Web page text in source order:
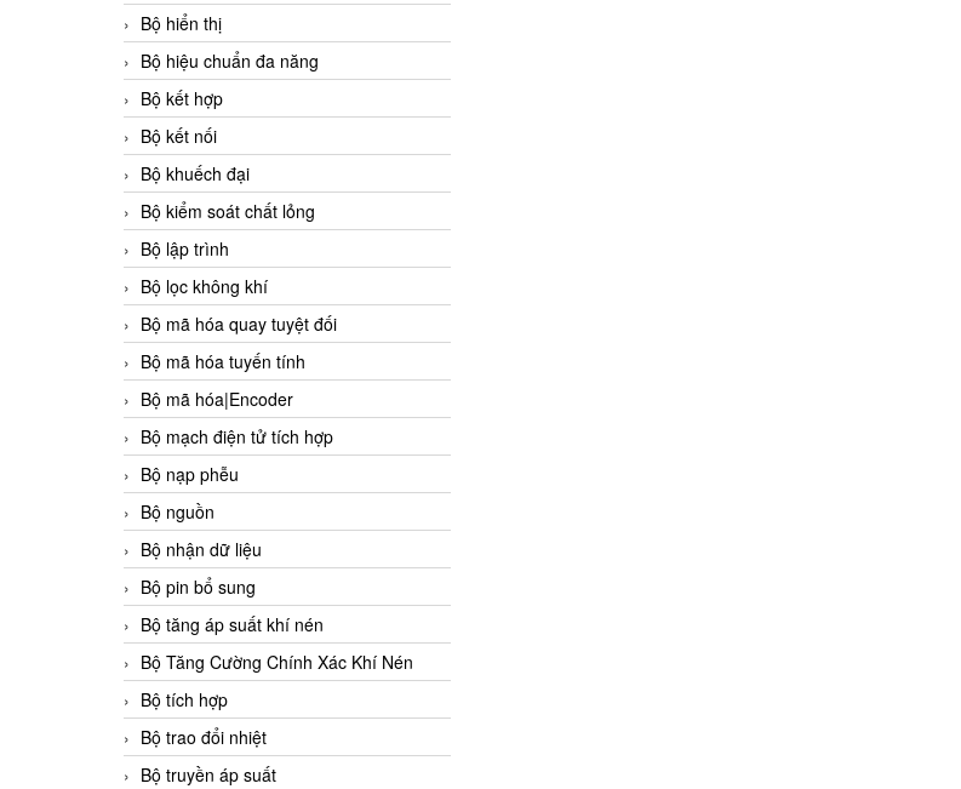
Bộ hiển thị
Bộ hiệu chuẩn đa năng
Bộ kết hợp
Bộ kết nối
Bộ khuếch đại
Bộ kiểm soát chất lỏng
Bộ lập trình
Bộ lọc không khí
Bộ mã hóa quay tuyệt đối
Bộ mã hóa tuyến tính
Bộ mã hóa|Encoder
Bộ mạch điện tử tích hợp
Bộ nạp phễu
Bộ nguồn
Bộ nhận dữ liệu
Bộ pin bổ sung
Bộ tăng áp suất khí nén
Bộ Tăng Cường Chính Xác Khí Nén
Bộ tích hợp
Bộ trao đổi nhiệt
Bộ truyền áp suất